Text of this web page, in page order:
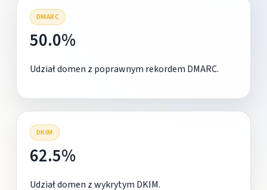
DMARC
50.0%
Udział domen z poprawnym rekordem DMARC.
DKIM
62.5%
Udział domen z wykrytym DKIM.